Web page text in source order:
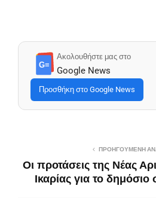
G≡
Ακολουθήστε μας στο
Google News
Προσθήκη στο Google News
ΠΡΟΗΓΟΎΜΕΝΗ
Οι προτάσεις της Νέας
Ικαρίας για το